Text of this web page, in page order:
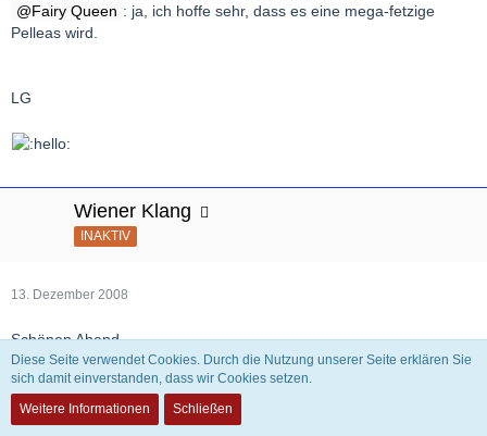
Fairy Queen : ja, ich hoffe sehr, dass es eine mega-fetzige
Pelleas wird.
LG
Wiener Klang
INAKTIV
13. Dezember 2008
Schönen Abend.
Da kündigen die großartig und lange an, dass heute, Samstag, 13.
Dezember 2008 um 20h04min die VIII. Bruckner live auf Kulturradio
Diese Seite verwendet Cookies. Durch die Nutzung unserer Seite erklären Sie
sich damit einverstanden, dass wir Cookies setzen.
Weitere Informationen
Schließen